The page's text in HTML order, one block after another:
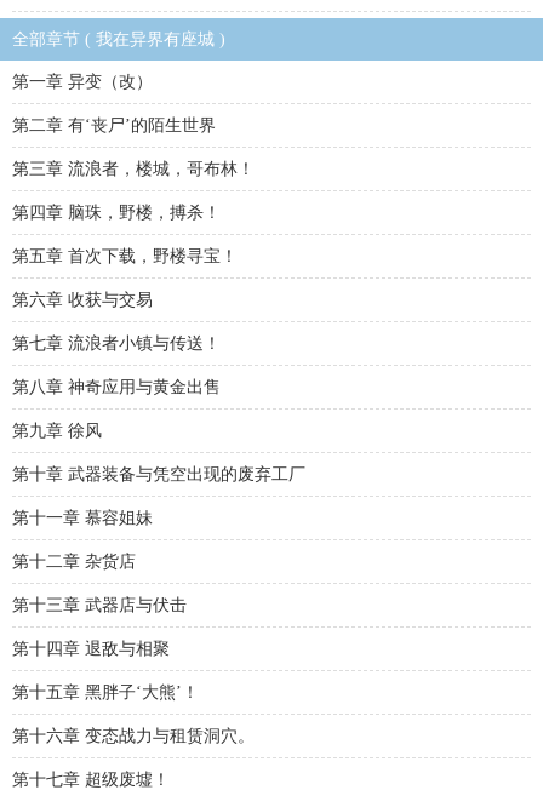
全部章节 ( 我在异界有座城 )
第一章 异变（改）
第二章 有‘丧尸’的陌生世界
第三章 流浪者，楼城，哥布林！
第四章 脑珠，野楼，搏杀！
第五章 首次下载，野楼寻宝！
第六章 收获与交易
第七章 流浪者小镇与传送！
第八章 神奇应用与黄金出售
第九章 徐风
第十章 武器装备与凭空出现的废弃工厂
第十一章 慕容姐妹
第十二章 杂货店
第十三章 武器店与伏击
第十四章 退敌与相聚
第十五章 黑胖子‘大熊’！
第十六章 变态战力与租赁洞穴。
第十七章 超级废墟！